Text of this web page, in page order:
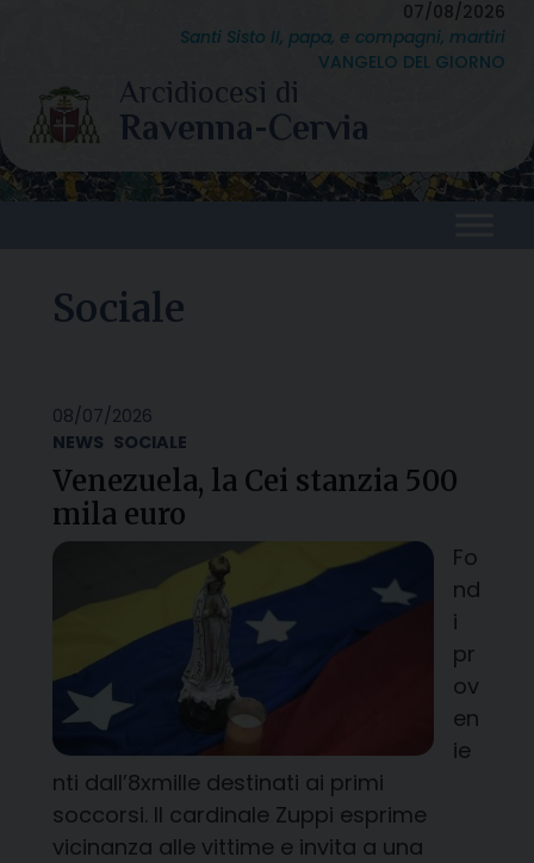
content
07/08/2026
Santi Sisto II, papa, e compagni, martiri
VANGELO DEL GIORNO
Sociale
08/07/2026
NEWS SOCIALE
Venezuela, la Cei stanzia 500
mila euro
Fo
nd
i
pr
ov
en
ie
nti dall’8xmille destinati ai primi
soccorsi. Il cardinale Zuppi esprime
vicinanza alle vittime e invita a una